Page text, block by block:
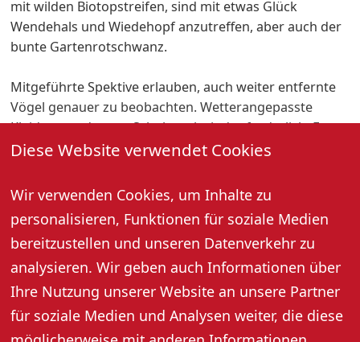
Diese Website verwendet Cookies
Wir verwenden Cookies, um Inhalte zu
personalisieren, Funktionen für soziale Medien
bereitzustellen und unseren Datenverkehr zu
analysieren. Wir geben auch Informationen über
Ihre Nutzung unserer Website an unsere Partner
für soziale Medien und Analysen weiter, die diese
mit wilden Biotopstreifen, sind mit etwas Glück
Wendehals und Wiedehopf anzutreffen, aber auch der
bunte Gartenrotschwanz.
Mitgeführte Spektive erlauben, auch weiter entfernte
Vögel genauer zu beobachten. Wetterangepasste
Kleidung und gutes Schuhwerk sind erforderlich. Es
wird gebeten, keine Hunde mitzuführen. Bei starkem
verschoben werden. Wenn vorhanden, sollten
Ferngläser und Bestimmungsbücher mitgebracht
werden.
Treffpunkt Parkplatz beim Weiherhof an der alten B 28
zwischen Oberkirch und Nußbach. Dauer: etwa 3
Stunden.